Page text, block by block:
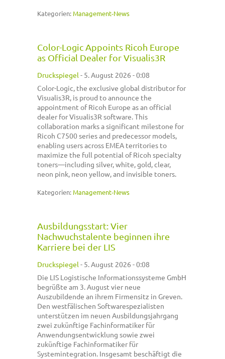
Kategorien: Management-News
Color-Logic Appoints Ricoh Europe
as Official Dealer for Visualis3R
Druckspiegel - 5. August 2026 - 0:08
Color-Logic, the exclusive global distributor for
Visualis3R, is proud to announce the
appointment of Ricoh Europe as an official
dealer for Visualis3R software. This
collaboration marks a significant milestone for
Ricoh C7500 series and predecessor models,
enabling users across EMEA territories to
maximize the full potential of Ricoh specialty
toners—including silver, white, gold, clear,
neon pink, neon yellow, and invisible toners.
Kategorien: Management-News
Ausbildungsstart: Vier
Nachwuchstalente beginnen ihre
Karriere bei der LIS
Druckspiegel - 5. August 2026 - 0:08
Die LIS Logistische Informationssysteme GmbH
begrüßte am 3. August vier neue
Auszubildende an ihrem Firmensitz in Greven.
Den westfälischen Softwarespezialisten
unterstützen im neuen Ausbildungsjahrgang
zwei zukünftige Fachinformatiker für
Anwendungsentwicklung sowie zwei
zukünftige Fachinformatiker für
Systemintegration. Insgesamt beschäftigt die